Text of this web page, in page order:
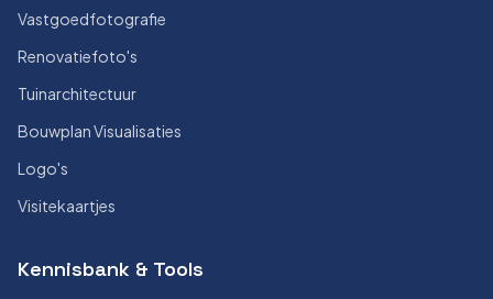
Vastgoedfotografie
Renovatiefoto's
Tuinarchitectuur
Bouwplan Visualisaties
Logo's
Visitekaartjes
Kennisbank & Tools